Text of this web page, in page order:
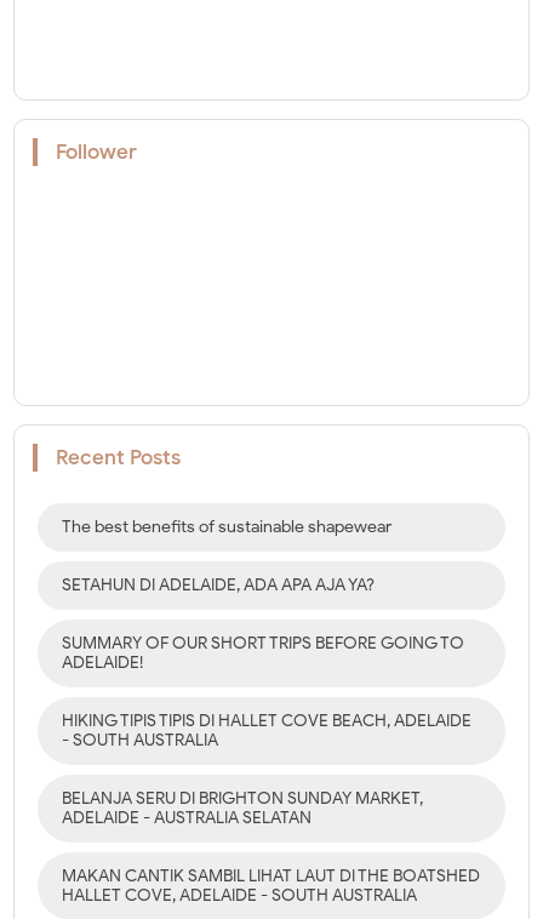
Follower
Recent Posts
The best benefits of sustainable shapewear
SETAHUN DI ADELAIDE, ADA APA AJA YA?
SUMMARY OF OUR SHORT TRIPS BEFORE GOING TO
ADELAIDE!
HIKING TIPIS TIPIS DI HALLET COVE BEACH, ADELAIDE
- SOUTH AUSTRALIA
BELANJA SERU DI BRIGHTON SUNDAY MARKET,
ADELAIDE - AUSTRALIA SELATAN
MAKAN CANTIK SAMBIL LIHAT LAUT DI THE BOATSHED
HALLET COVE, ADELAIDE - SOUTH AUSTRALIA